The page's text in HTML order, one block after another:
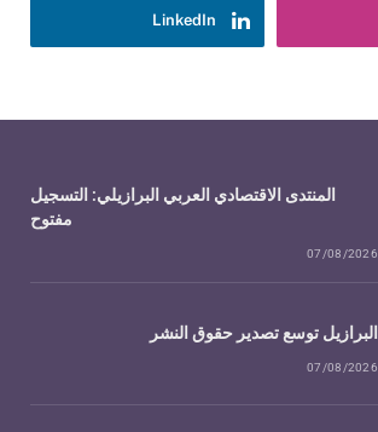
LinkedIn
المنتدى الاقتصادي العربي البرازيلي: التسجيل
مفتوح
07/08/2026
البرازيل توسع تصدير حقوق النشر
07/08/2026